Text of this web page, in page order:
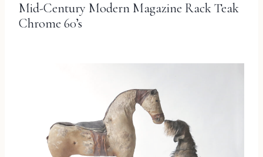
Mid-Century Modern Magazine Rack Teak
Chrome 60’s